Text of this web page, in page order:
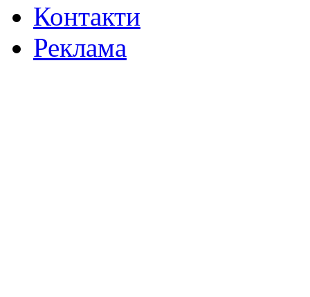
Контакти
Реклама